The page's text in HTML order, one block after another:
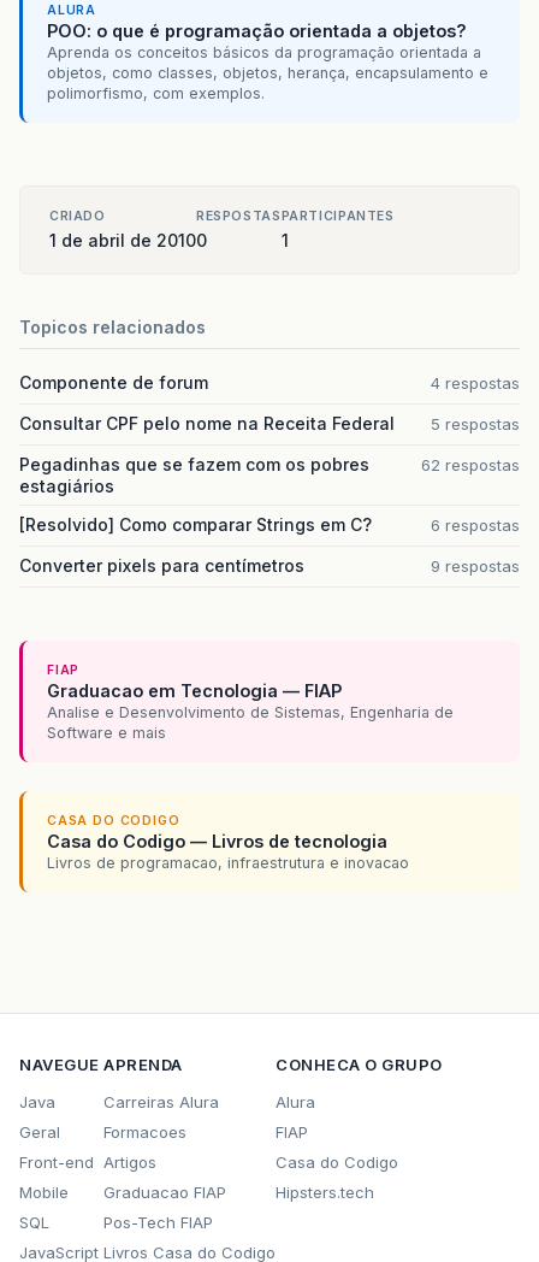
ALURA
POO: o que é programação orientada a objetos?
Aprenda os conceitos básicos da programação orientada a
objetos, como classes, objetos, herança, encapsulamento e
polimorfismo, com exemplos.
CRIADO
1 de abril de 2010
RESPOSTAS
0
PARTICIPANTES
1
Topicos relacionados
Componente de forum 4 respostas
Consultar CPF pelo nome na Receita Federal 5 respostas
Pegadinhas que se fazem com os pobres
estagiários
62 respostas
[Resolvido] Como comparar Strings em C? 6 respostas
Converter pixels para centímetros 9 respostas
FIAP
Graduacao em Tecnologia — FIAP
Analise e Desenvolvimento de Sistemas, Engenharia de
Software e mais
CASA DO CODIGO
Casa do Codigo — Livros de tecnologia
Livros de programacao, infraestrutura e inovacao
NAVEGUE
Java
Geral
Front-end
Mobile
SQL
JavaScript
APRENDA
Carreiras Alura
Formacoes
Artigos
Graduacao FIAP
Pos-Tech FIAP
Livros Casa do Codigo
CONHECA O GRUPO
Alura
FIAP
Casa do Codigo
Hipsters.tech